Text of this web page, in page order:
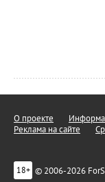
О проекте
Реклама на сайте
18+ © 2006-2026